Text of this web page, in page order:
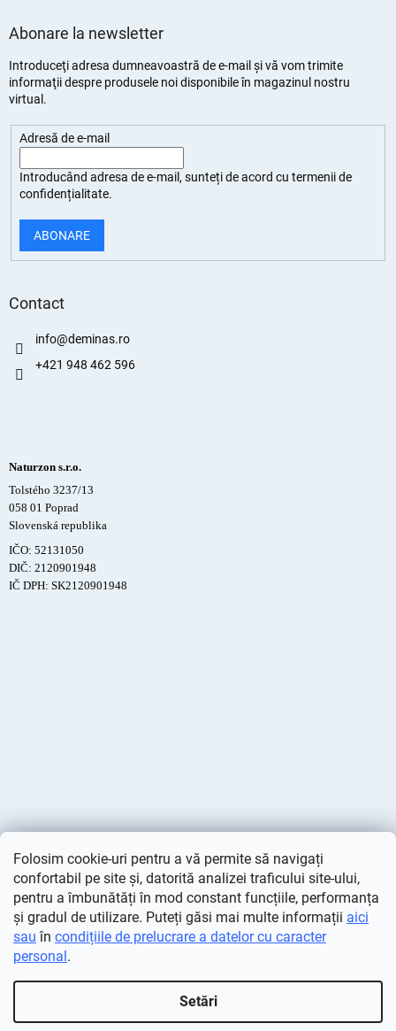
Folosim cookie-uri pentru a vă permite să navigați
confortabil pe site și, datorită analizei traficului site-ului,
pentru a îmbunătăți în mod constant funcțiile, performanța
și gradul de utilizare. Puteți găsi mai multe informații aici
sau în condițiile de prelucrare a datelor cu caracter
personal.
Setări
Abonare la newsletter
Introduceţi adresa dumneavoastră de e-mail şi vă vom trimite
informaţii despre produsele noi disponibile în magazinul nostru
virtual.
Adresă de e-mail
Introducând adresa de e-mail, sunteți deacord cu termenii de
confidențialitate.
ABONARE
Contact
info@deminas.ro
+421 948 462 596
Naturzon s.r.o.
Tolstého 3237/13
058 01 Poprad
Slovenská republika
IČO: 52131050
DIČ: 2120901948
IČ DPH: SK2120901948